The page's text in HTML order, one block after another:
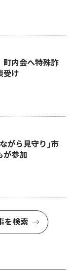
内会へ特殊詐
受け
がら見守り｣市
参加
を検索